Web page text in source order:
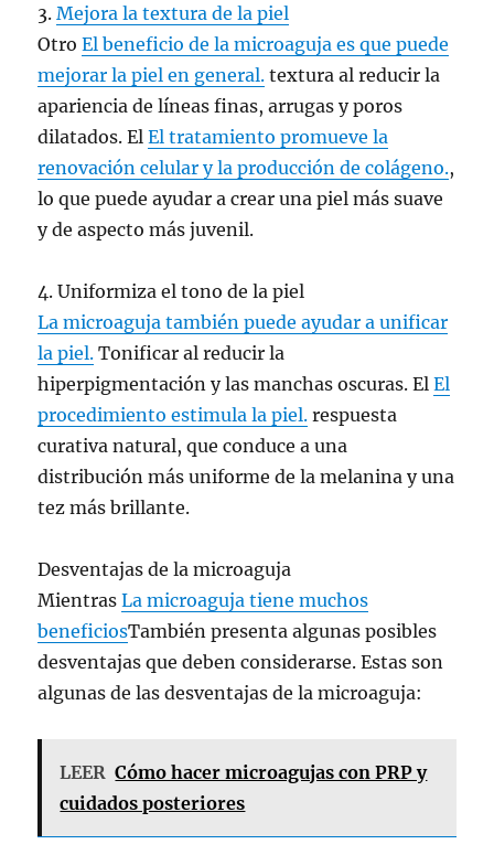
3.Mejora la textura de la piel
OtroEl beneficio de la microaguja es que puede
mejorar la piel en general. textura al reducir la
apariencia de líneas finas, arrugas y poros
dilatados. ElEl tratamiento promueve la
renovación celular y la producción de colágeno.,
lo que puede ayudar a crear una piel más suave
y de aspecto más juvenil.
4. Uniformiza el tono de la piel
La microaguja también puede ayudar a unificar
la piel. Tonificar al reducir la
hiperpigmentación y las manchas oscuras. ElEl
procedimiento estimula la piel. respuesta
curativa natural, que conduce a una
distribución más uniforme de la melanina y una
tez más brillante.
Desventajas de la microaguja
MientrasLa microaguja tiene muchos
beneficiosTambién presenta algunas posibles
desventajas que deben considerarse. Estas son
algunas de las desventajas de la microaguja:
LEER Cómo hacer microagujas con PRP y
cuidados posteriores